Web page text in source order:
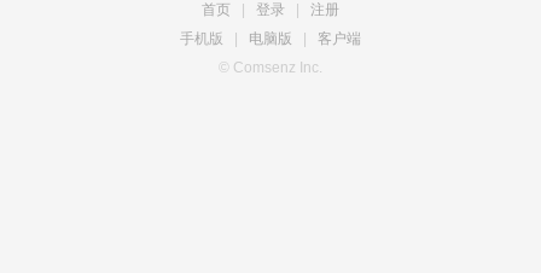
首页 登录
注册
手机版
电脑版
客户端
© Comsenz Inc.